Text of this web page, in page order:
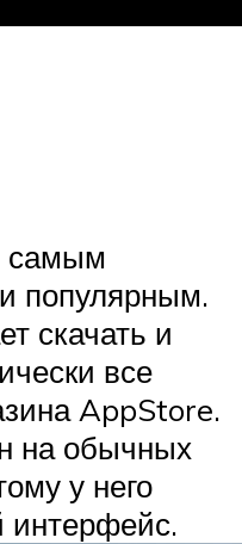
самым
популярным.
скачать и
все
AppStore.
на обычных
у него
интерфейс.